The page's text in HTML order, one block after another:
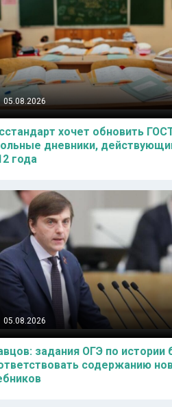
05.08.2026
хочет обновить
дневники,
года
05.08.2026
задания ОГЭ по истории
содержанию